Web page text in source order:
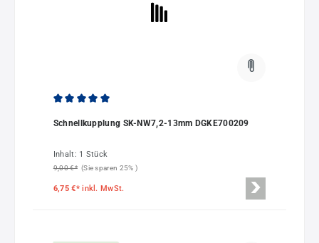
Schnellkupplung SK-NW7,2-13mm DGKE700209
Inhalt: 1 Stück
9,00 €* (Sie sparen 25% )
6,75 €*inkl. MwSt.